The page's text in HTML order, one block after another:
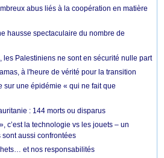
abus liés à la coopération en matière
hausse spectaculaire du nombre de
les Palestiniens ne sont en sécurité nulle part
à l'heure de vérité pour la transition
sur une épidémie « qui ne fait que
: 144 morts ou disparus
c’est la technologie vs les jouets – un
aussi confrontées
et nos responsabilités